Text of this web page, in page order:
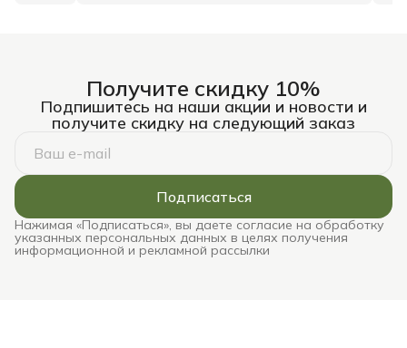
Получите скидку 10%
Подпишитесь на наши акции и новости и
получите скидку на следующий заказ
Подписаться
Нажимая «Подписаться», вы даете согласие на обработку
указанных персональных данных в целях получения
информационной и рекламной рассылки